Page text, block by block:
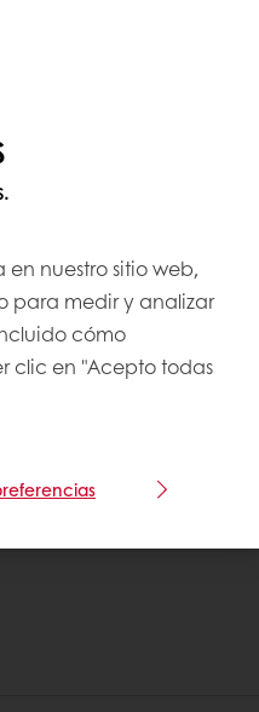
más del 30-35
25 % restante de las
y los cacahuetes
y la caballa.
de girasol y semillas
de grasas en los
nuestro sitio web,
para medir y analizar
cómo
clic en "Acepto todas